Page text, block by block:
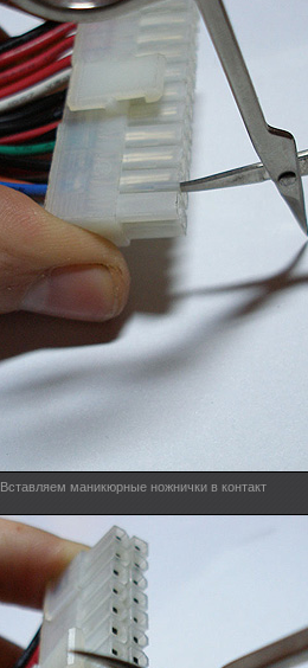
Вставляем маникюрные ножнички в контакт